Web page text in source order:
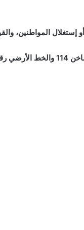
المواطنين،